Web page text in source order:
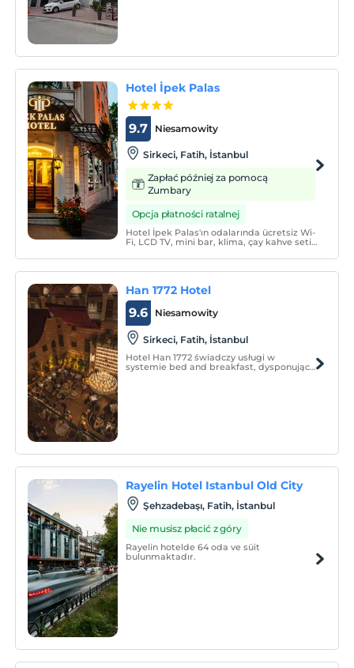
Hotel İpek Palas
Niesamowity
9.7
Sirkeci, Fatih, İstanbul
Zapłać później za pomocą
Zumbary
Opcja płatności ratalnej
Hotel İpek Palas'ın odalarında ücretsiz Wi-
Fi, LCD TV, mini bar, klima, çay kahve seti,
malzemeleri gibi olanaklar mevcuttur.
Han 1772 Hotel
Niesamowity
9.6
Sirkeci, Fatih, İstanbul
Hotel Han 1772 świadczy usługi w
systemie bed and breakfast, dysponując
Rayelin Hotel Istanbul Old City
Şehzadebaşı, Fatih, İstanbul
Nie musisz płacić z góry
Rayelin hotelde 64 oda ve süit
bulunmaktadır.